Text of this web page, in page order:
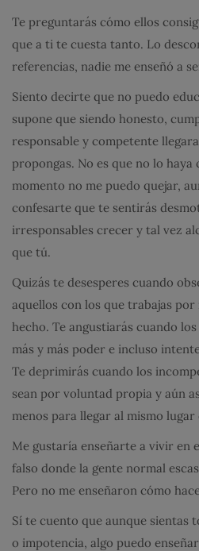
Te preguntarás cómo ellos
que a ti te cuesta tanto. Lo
referencias, nadie me enseñó a
Siento decirte que no puedo
supone que siendo honesto,
responsable y competente
propongas. No es que no lo haya
momento no me puedo quejar,
confesarte que te sentirás
irresponsables crecer y tal vez
que tú.
Quizás te desesperes cuando
aquellos con los que trabajas
hecho. Te angustiarás cuando
más y más poder e incluso
Te deprimirás cuando los
sean por voluntad propia y aún
menos para llegar al mismo lugar
Me gustaría enseñarte a vivir en
falso donde la gente normal
Pero no me enseñaron cómo
Sí te cuento que aunque sientas
o impotencia, algo puedo